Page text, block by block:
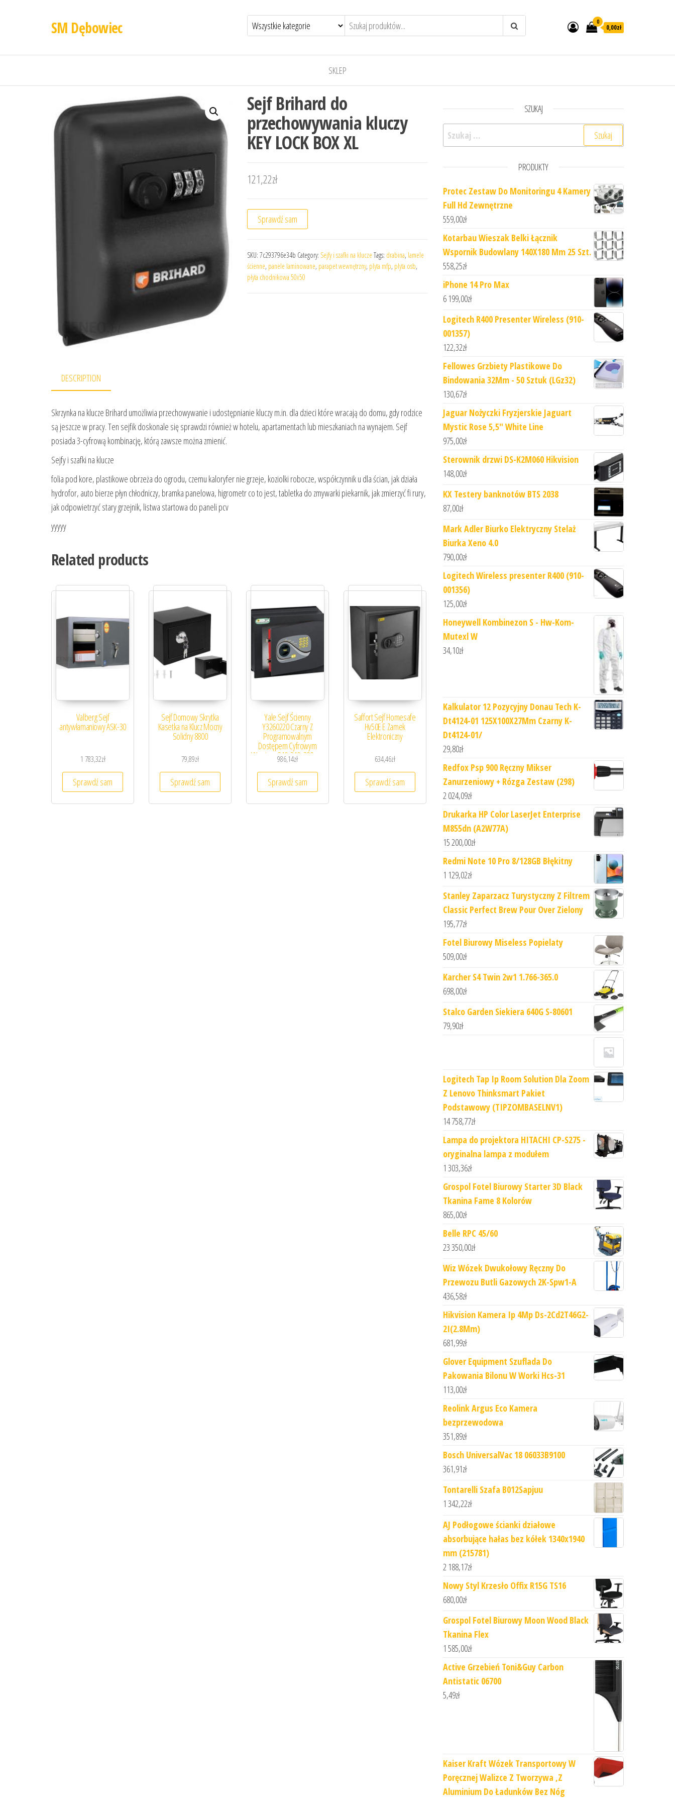
SM Dębowiec 0
0,00zł
SKLEP
Sejf Brihard do
przechowywania kluczy
KEY LOCK BOX XL
121,22zł
Sprawdź sam
SKU: 7c293796e34b Category: Sejfy i szafki na klucze Tags: drabina, lamele
ścienne, panele laminowane, parapet wewnętrzny, plyta mfp, plyta osb,
płyta chodnikowa 50x50
DESCRIPTION
Skrzynka na klucze Brihard umożliwia przechowywanie i udostępnianie kluczy m.in. dla dzieci które wracają do domu, gdy rodzice
są jeszcze w pracy. Ten sejfik doskonale się sprawdzi również w hotelu, apartamentach lub mieszkaniach na wynajem. Sejf
posiada 3-cyfrową kombinację, którą zawsze można zmienić.
Sejfy i szafki na klucze
folia pod kore, plastikowe obrzeża do ogrodu, czemu kaloryfer nie grzeje, koziolki robocze, współczynnik u dla ścian, jak działa
hydrofor, auto bierze płyn chłodniczy, bramka panelowa, higrometr co to jest, tabletka do zmywarki piekarnik, jak zmierzyć fi rury,
jak odpowietrzyć stary grzejnik, listwa startowa do paneli pcv
yyyyy
Related products
Valberg Sejf
antywłamaniowy ASK-30
1 783,32zł
Sprawdź sam
Sejf Domowy Skrytka
Kasetka na Klucz Mocny
Solidny 8800
79,89zł
Sprawdź sam
Yale Sejf Ścienny
Y3260220 Czarny Z
Programowalnym
Dostępem Cyfrowym
Wymiary: 340x210x200mm
986,14zł
Sprawdź sam
Saffort Sejf Homesafe
Hv50E E Zamek
Elektroniczny
634,46zł
Sprawdź sam
SZUKAJ
Szukaj:
PRODUKTY
Protec Zestaw Do Monitoringu 4 Kamery
Full Hd Zewnętrzne
559,00zł
Kotarbau Wieszak Belki Łącznik
Wspornik Budowlany 140X180 Mm 25 Szt.
558,25zł
iPhone 14 Pro Max
6 199,00zł
Logitech R400 Presenter Wireless (910-
001357)
122,32zł
Fellowes Grzbiety Plastikowe Do
Bindowania 32Mm - 50 Sztuk (LGz32)
130,67zł
Jaguar Nożyczki Fryzjerskie Jaguart
Mystic Rose 5,5" White Line
975,00zł
Sterownik drzwi DS-K2M060 Hikvision
148,00zł
KX Testery banknotów BTS 2038
87,00zł
Mark Adler Biurko Elektryczny Stelaż
Biurka Xeno 4.0
790,00zł
Logitech Wireless presenter R400 (910-
001356)
125,00zł
Honeywell Kombinezon S - Hw-Kom-
Mutexl W
34,10zł
Kalkulator 12 Pozycyjny Donau Tech K-
Dt4124-01 125X100X27Mm Czarny K-
Dt4124-01/
29,80zł
Redfox Psp 900 Ręczny Mikser
Zanurzeniowy + Rózga Zestaw (298)
2 024,09zł
Drukarka HP Color LaserJet Enterprise
M855dn (A2W77A)
15 200,00zł
Redmi Note 10 Pro 8/128GB Błękitny
1 129,02zł
Stanley Zaparzacz Turystyczny Z Filtrem
Classic Perfect Brew Pour Over Zielony
195,77zł
Fotel Biurowy Miseless Popielaty
509,00zł
Karcher S4 Twin 2w1 1.766-365.0
698,00zł
Stalco Garden Siekiera 640G S-80601
79,90zł
Logitech Tap Ip Room Solution Dla Zoom
Z Lenovo Thinksmart Pakiet
Podstawowy (TIPZOMBASELNV1)
14 758,77zł
Lampa do projektora HITACHI CP-S275 -
oryginalna lampa z modułem
1 303,36zł
Grospol Fotel Biurowy Starter 3D Black
Tkanina Fame 8 Kolorów
865,00zł
Belle RPC 45/60
23 350,00zł
Wiz Wózek Dwukołowy Ręczny Do
Przewozu Butli Gazowych 2K-Spw1-A
436,58zł
Hikvision Kamera Ip 4Mp Ds-2Cd2T46G2-
2I(2.8Mm)
681,99zł
Glover Equipment Szuflada Do
Pakowania Bilonu W Worki Hcs-31
113,00zł
Reolink Argus Eco Kamera
bezprzewodowa
351,89zł
Bosch UniversalVac 18 06033B9100
361,91zł
Tontarelli Szafa B012Sapjuu
1 342,22zł
AJ Podłogowe ścianki działowe
absorbujące hałas bez kółek 1340x1940
mm (215781)
2 188,17zł
Nowy Styl Krzesło Offix R15G TS16
680,00zł
Grospol Fotel Biurowy Moon Wood Black
Tkanina Flex
1 585,00zł
Active Grzebień Toni&Guy Carbon
Antistatic 06700
5,49zł
Kaiser Kraft Wózek Transportowy W
Poręcznej Walizce Z Tworzywa ,Z
Aluminium Do Ładunków Bez Nóg